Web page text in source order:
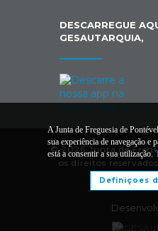
DESCARREGUE
GESAUTARQUIA,
© 2026 Junta de
os direitos
A Junta de Freguesia de
sua experiência de navegação e
está a consentir a sua utilização.
Definiçoes